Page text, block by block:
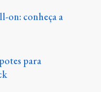
on: conheça a
para